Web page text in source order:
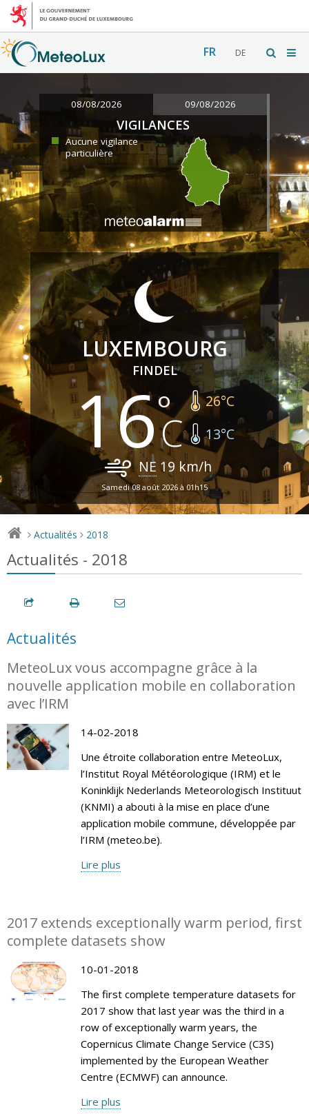
FR DE
08/08/2026 09/08/2026
VIGILANCES
Aucune vigilance
particulière
LUXEMBOURG
FINDEL
16 26°C
13°C
NE 19 km/h
Samedi 08 août 2026 à 01h15
> Actualités > 2018
Actualités - 2018
Actualités
MeteoLux vous accompagne grâce à la
nouvelle application mobile en collaboration
avec l’IRM
14-02-2018
Une étroite collaboration entre MeteoLux,
l’Institut Royal Météorologique (IRM) et le
Koninklijk Nederlands Meteorologisch Instituut
(KNMI) a abouti à la mise en place d’une
application mobile commune, développée par
l’IRM (meteo.be).
Lire plus
2017 extends exceptionally warm period, first
complete datasets show
10-01-2018
The first complete temperature datasets for
2017 show that last year was the third in a
row of exceptionally warm years, the
Copernicus Climate Change Service (C3S)
implemented by the European Weather
Centre (ECMWF) can announce.
Lire plus